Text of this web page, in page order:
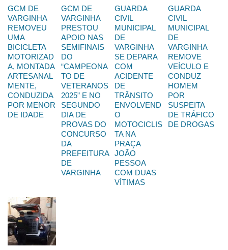
GCM DE
VARGINHA
REMOVEU
UMA
BICICLETA
MOTORIZAD
A, MONTADA
ARTESANAL
MENTE,
CONDUZIDA
POR MENOR
DE IDADE
GCM DE
VARGINHA
PRESTOU
APOIO NAS
SEMIFINAIS
DO
“CAMPEONA
TO DE
VETERANOS
2025” E NO
SEGUNDO
DIA DE
PROVAS DO
CONCURSO
DA
PREFEITURA
DE
VARGINHA
GUARDA
CIVIL
MUNICIPAL
DE
VARGINHA
SE DEPARA
COM
ACIDENTE
DE
TRÂNSITO
ENVOLVEND
O
MOTOCICLIS
TA NA
PRAÇA
JOÃO
PESSOA
COM DUAS
VÍTIMAS
GUARDA
CIVIL
MUNICIPAL
DE
VARGINHA
REMOVE
VEÍCULO E
CONDUZ
HOMEM
POR
SUSPEITA
DE TRÁFICO
DE DROGAS